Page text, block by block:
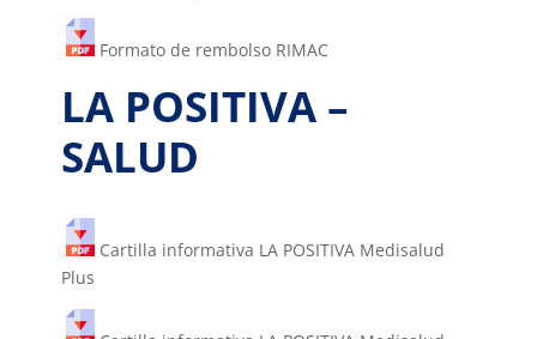
Formato de rembolso RIMAC
LA POSITIVA –
SALUD
Cartilla informativa LA POSITIVA Medisalud
Plus